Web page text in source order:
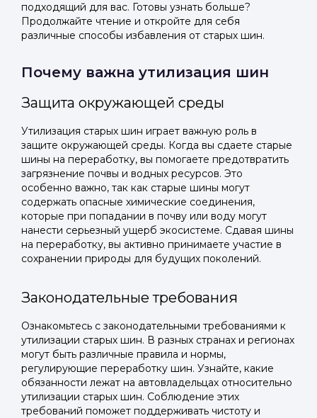
подходящий для вас. Готовы узнать больше?
Продолжайте чтение и откройте для себя
различные способы избавления от старых шин.
Почему важна утилизация шин
Защита окружающей среды
Утилизация старых шин играет важную роль в
защите окружающей среды. Когда вы сдаете старые
шины на переработку, вы помогаете предотвратить
загрязнение почвы и водных ресурсов. Это
особенно важно, так как старые шины могут
содержать опасные химические соединения,
которые при попадании в почву или воду могут
нанести серьезный ущерб экосистеме. Сдавая шины
на переработку, вы активно принимаете участие в
сохранении природы для будущих поколений.
Законодательные требования
Ознакомьтесь с законодательными требованиями к
утилизации старых шин. В разных странах и регионах
могут быть различные правила и нормы,
регулирующие переработку шин. Узнайте, какие
обязанности лежат на автовладельцах относительно
утилизации старых шин. Соблюдение этих
требований поможет поддерживать чистоту и